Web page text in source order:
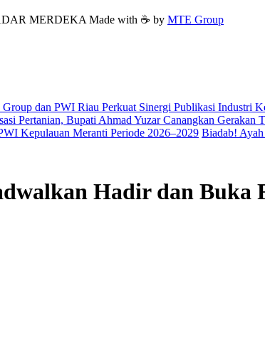
MERDEKA Made with ☕ by MTE Group
dan PWI Riau Perkuat Sinergi Publikasi Industri
Pertanian, Bupati Ahmad Yuzar Canangkan Gerakan
Kepulauan Meranti Periode 2026–2029 Biadab!
Hadir dan Buka